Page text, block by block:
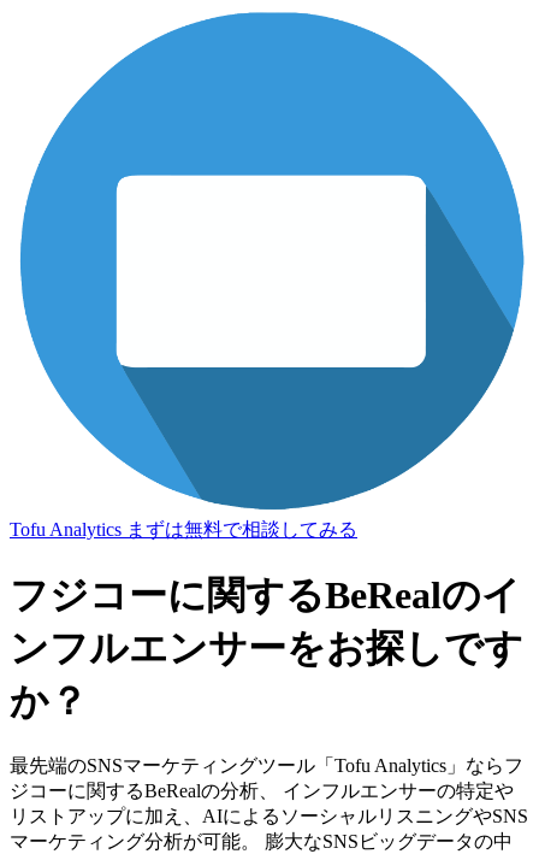
Tofu Analytics まずは無料で相談してみる
フジコーに関するBeRealのイ
ンフルエンサーをお探しです
か？
最先端のSNSマーケティングツール「Tofu Analytics」ならフ
ジコーに関するBeRealの分析、 インフルエンサーの特定や
リストアップに加え、AIによるソーシャルリスニングやSNS
マーケティング分析が可能。 膨大なSNSビッグデータの中